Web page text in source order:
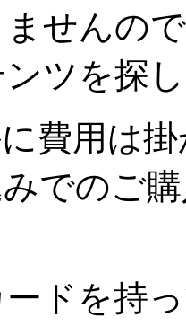
せんの
ツを探
費用は
でのご
ドを持